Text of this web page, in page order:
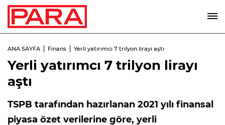
ANA SAYFA Finans Yerli yatırımcı 7 trilyon lirayı aştı
Yerli yatırımcı 7 trilyon lirayı
aştı
TSPB tarafından hazırlanan 2021 yılı finansal
piyasa özet verilerine göre, yerli